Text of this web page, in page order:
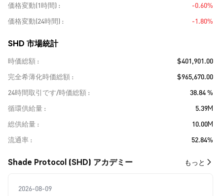
価格変動(1時間)
-0.60%
価格変動(24時間)
-1.80%
SHD 市場統計
時価総額
$401,901.00
完全希薄化時価総額
$965,670.00
24時間取引です/時価総額
38.84 %
循環供給量
5.39M
総供給量
10.00M
流通率
52.84%
Shade Protocol (SHD) アカデミー もっと
2026-08-09